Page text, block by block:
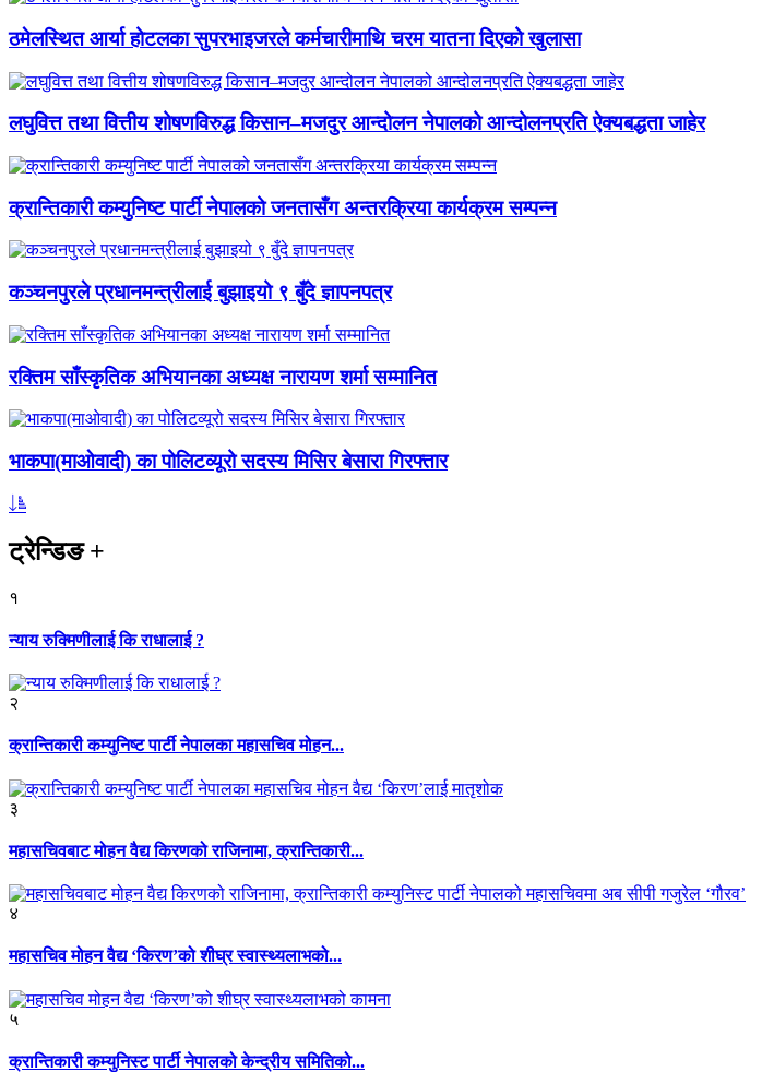
ठमेलस्थित आर्या होटलका सुपरभाइजरले कर्मचारीमाथि चरम यातना दिएको खुलासा
लघुवित्त तथा वित्तीय शोषणविरुद्ध किसान–मजदुर आन्दोलन नेपालको आन्दोलनप्रति ऐक्यबद्धता जाहेर
क्रान्तिकारी कम्युनिष्ट पार्टी नेपालको जनतासँग अन्तरक्रिया कार्यक्रम सम्पन्न
कञ्चनपुरले प्रधानमन्त्रीलाई बुझाइयो ९ बुँदे ज्ञापनपत्र
रक्तिम साँस्कृतिक अभियानका अध्यक्ष नारायण शर्मा सम्मानित
भाकपा(माओवादी) का पोलिटव्यूरो सदस्य मिसिर बेसारा गिरफ्तार
ट्रेन्डिङ+
१
न्याय रुक्मिणीलाई कि राधालाई ?
२
क्रान्तिकारी कम्युनिष्ट पार्टी नेपालका महासचिव मोहन...
३
महासचिवबाट मोहन वैद्य किरणको राजिनामा, क्रान्तिकारी...
४
महासचिव मोहन वैद्य ‘किरण’को शीघ्र स्वास्थ्यलाभको...
५
क्रान्तिकारी कम्युनिस्ट पार्टी नेपालको केन्द्रीय समितिको...